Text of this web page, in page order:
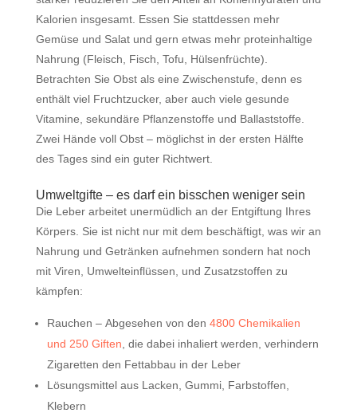
Kalorien insgesamt. Essen Sie stattdessen mehr
Gemüse und Salat und gern etwas mehr proteinhaltige
Nahrung (Fleisch, Fisch, Tofu, Hülsenfrüchte).
Betrachten Sie Obst als eine Zwischenstufe, denn es
enthält viel Fruchtzucker, aber auch viele gesunde
Vitamine, sekundäre Pflanzenstoffe und Ballaststoffe.
Zwei Hände voll Obst – möglichst in der ersten Hälfte
des Tages sind ein guter Richtwert.
Umweltgifte – es darf ein bisschen weniger sein
Die Leber arbeitet unermüdlich an der Entgiftung Ihres
Körpers. Sie ist nicht nur mit dem beschäftigt, was wir an
Nahrung und Getränken aufnehmen sondern hat noch
mit Viren, Umwelteinflüssen, und Zusatzstoffen zu
kämpfen:
Rauchen – Abgesehen von den 4800 Chemikalien
und 250 Giften , die dabei inhaliert werden, verhindern
Zigaretten den Fettabbau in der Leber
Lösungsmittel aus Lacken, Gummi, Farbstoffen,
Klebern